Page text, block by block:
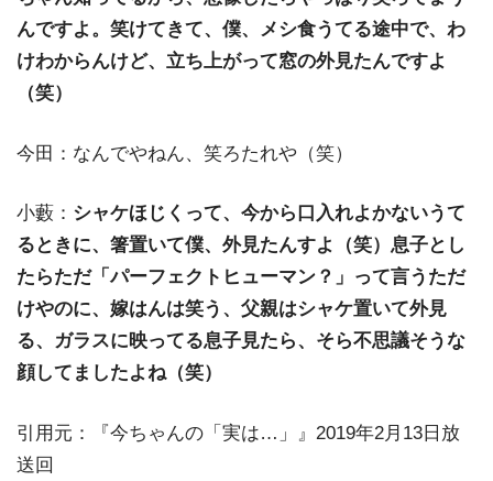
んですよ。笑けてきて、僕、メシ食うてる途中で、わ
けわからんけど、立ち上がって窓の外見たんですよ
（笑）
今田：なんでやねん、笑ろたれや（笑）
小藪： シャケほじくって、今から口入れよかないうて
るときに、箸置いて僕、外見たんすよ（笑）息子とし
たらただ「パーフェクトヒューマン？」って言うただ
けやのに、嫁はんは笑う、父親はシャケ置いて外見
る、ガラスに映ってる息子見たら、そら不思議そうな
顔してましたよね（笑）
引用元：『今ちゃんの「実は…」』2019年2月13日放
送回